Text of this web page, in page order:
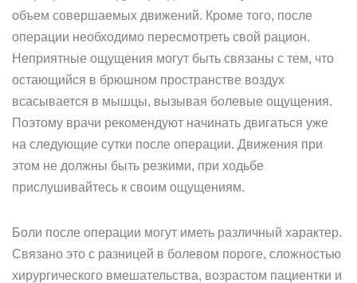
объем совершаемых движений. Кроме того, после
операции необходимо пересмотреть свой рацион.
Неприятные ощущения могут быть связаны с тем, что
остающийся в брюшном пространстве воздух
всасывается в мышцы, вызывая болевые ощущения.
Поэтому врачи рекомендуют начинать двигаться уже
на следующие сутки после операции. Движения при
этом не должны быть резкими, при ходьбе
прислушивайтесь к своим ощущениям.
Боли после операции могут иметь различный характер.
Связано это с разницей в болевом пороге, сложностью
хирургического вмешательства, возрастом пациентки и